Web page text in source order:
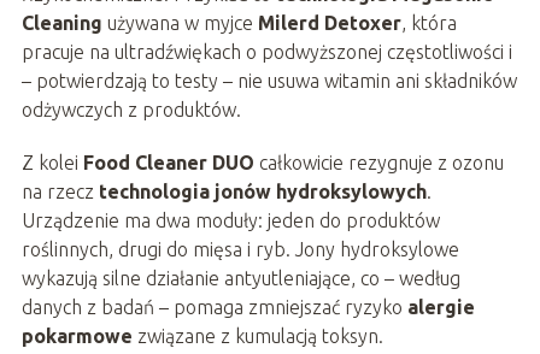
Cleaning używana w myjce Milerd Detoxer, która
pracuje na ultradźwiękach o podwyższonej częstotliwości i
– potwierdzają to testy – nie usuwa witamin ani składników
odżywczych z produktów.
Z kolei Food Cleaner DUO całkowicie rezygnuje z ozonu
na rzecz technologia jonów hydroksylowych.
Urządzenie ma dwa moduły: jeden do produktów
roślinnych, drugi do mięsa i ryb. Jony hydroksylowe
wykazują silne działanie antyutleniające, co – według
danych z badań – pomaga zmniejszać ryzyko alergie
pokarmowe związane z kumulacją toksyn.